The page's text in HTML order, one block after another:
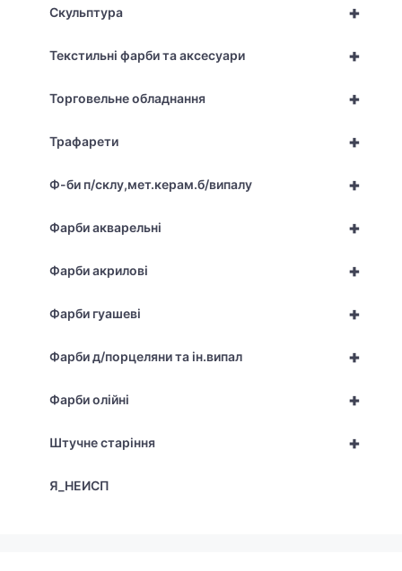
+
Скульптура
+
Текстильні фарби та аксесуари
+
Торговельне обладнання
+
Трафарети
+
Ф-би п/склу,мет.керам.б/випалу
+
Фарби акварельні
+
Фарби акрилові
+
Фарби гуашеві
+
Фарби д/порцеляни та ін.випал
+
Фарби олійні
+
Штучне старіння
Я_НЕИСП